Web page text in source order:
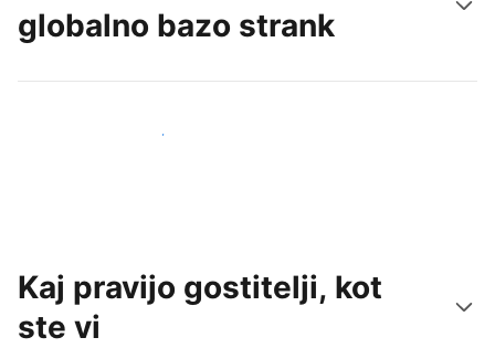
globalno bazo strank
Pridobite nove goste še danes
Kaj pravijo gostitelji, kot
ste vi